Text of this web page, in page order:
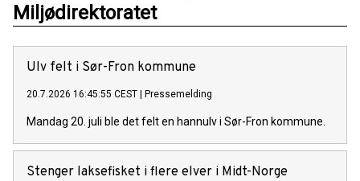
Miljødirektoratet
Ulv felt i Sør-Fron kommune
20.7.2026 16:45:55 CEST | Pressemelding
Mandag 20. juli ble det felt en hannulv i Sør-Fron kommune.
Stenger laksefisket i flere elver i Midt-Norge